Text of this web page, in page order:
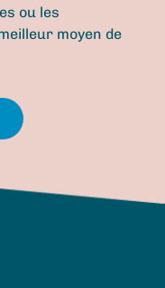
ou les
moyen de